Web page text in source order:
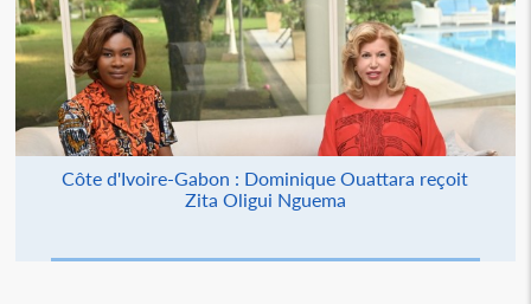
Côte d'Ivoire-Gabon : Dominique Ouattara reçoit
Zita Oligui Nguema